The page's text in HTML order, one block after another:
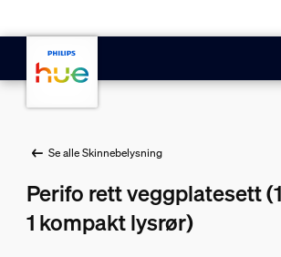
Se alle Skinnebelysning
Perifo rett veggplatesett
1 kompakt lysrør)